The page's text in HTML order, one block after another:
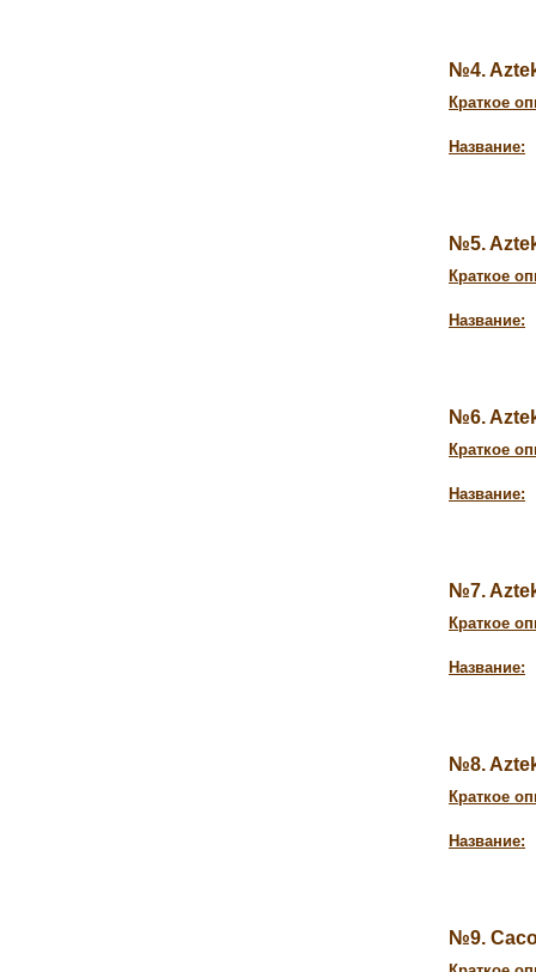
№4.
Краткое
Название:
№5.
Краткое
Название:
№6.
Краткое
Название:
№7.
Краткое
Название:
№8.
Краткое
Название:
№9.